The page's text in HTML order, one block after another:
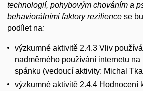
technologií, pohybovým chováním a
behaviorálními faktory rezilience se
podílet na:
výzkumné aktivitě 2.4.3 Vliv
nadměrného používání internetu na
spánku (vedoucí aktivity: Michal
výzkumné aktivitě 2.4.4 Hodnocení